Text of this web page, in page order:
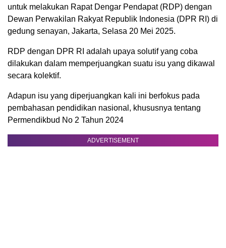
untuk melakukan Rapat Dengar Pendapat (RDP) dengan
Dewan Perwakilan Rakyat Republik Indonesia (DPR RI) di
gedung senayan, Jakarta, Selasa 20 Mei 2025.
RDP dengan DPR RI adalah upaya solutif yang coba
dilakukan dalam memperjuangkan suatu isu yang dikawal
secara kolektif.
Adapun isu yang diperjuangkan kali ini berfokus pada
pembahasan pendidikan nasional, khususnya tentang
Permendikbud No 2 Tahun 2024
ADVERTISEMENT